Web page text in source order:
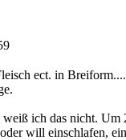
ect. in
ich das nicht. Um
will einschlafen,